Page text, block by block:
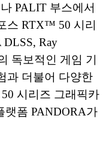
PALIT 부스에서
스 RTX™ 50 시리
Ray
독보적인 게임 기
과 더불어 다양한
시리즈 그래픽카
랫폼 PANDORA가